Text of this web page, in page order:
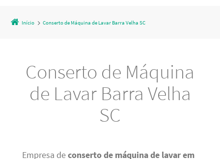
Início Conserto de Máquina de Lavar Barra Velha SC
Conserto de Máquina
de Lavar Barra Velha
SC
Empresa deconserto de máquina de lavar em